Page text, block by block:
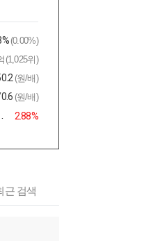
(0.00%)
(1,025위)
(원/배)
(원/배)
기 2.88%
근 검색